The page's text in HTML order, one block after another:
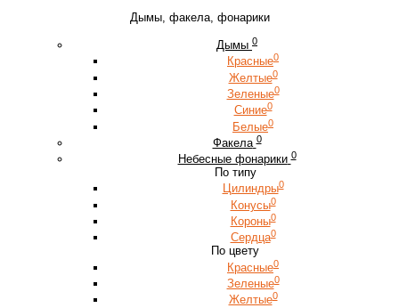
Дымы, факела, фонарики
Дымы 0
Красные0
Желтые0
Зеленые0
Синие0
Белые0
Факела 0
Небесные фонарики 0
По типу
Цилиндры0
Конусы0
Короны0
Сердца0
По цвету
Красные0
Зеленые0
Желтые0